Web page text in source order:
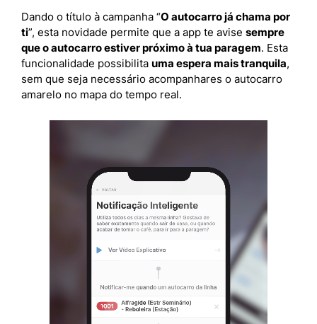
Dando o título à campanha “O autocarro já chama por
ti”, esta novidade permite que a app te avise sempre
que o autocarro estiver próximo à tua paragem. Esta
funcionalidade possibilita uma espera mais tranquila,
sem que seja necessário acompanhares o autocarro
amarelo no mapa do tempo real.